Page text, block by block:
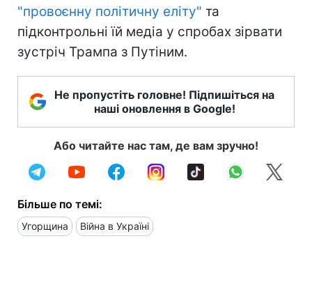
"провоєнну політичну еліту" та
підконтрольні їй медіа у спробах зірвати
зустріч Трампа з Путіним.
Не пропустіть головне! Підпишіться на
наші оновлення в Google!
Або читайте нас там, де вам зручно!
Більше по темі:
Угорщина Війна в Україні